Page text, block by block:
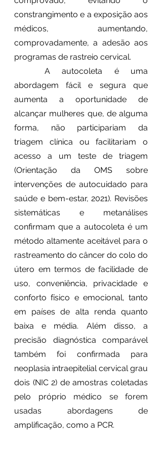
constrangimento e a exposição aos
médicos, aumentando,
comprovadamente, a adesão aos
programas de rastreio cervical.
abordagem fácil e segura que
aumenta a oportunidade de
alcançar mulheres que, de alguma
forma, não participariam da
triagem clínica ou facilitariam o
acesso a um teste de triagem
(Orientação da OMS sobre
intervenções de autocuidado para
saúde e bem-estar, 2021). Revisões
sistemáticas e metanálises
confirmam que a autocoleta é um
método altamente aceitável para o
rastreamento do câncer do colo do
útero em termos de facilidade de
uso, conveniência, privacidade e
conforto físico e emocional, tanto
em países de alta renda quanto
baixa e média. Além disso, a
precisão diagnóstica comparável
também foi confirmada para
neoplasia intraepitelial cervical grau
dois (NIC 2) de amostras coletadas
pelo próprio médico se forem
usadas abordagens de
amplificação, como a PCR.